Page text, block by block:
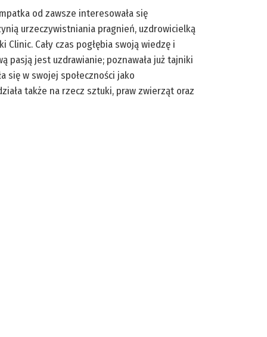
od zawsze interesowała się
urzeczywistniania pragnień, uzdrowicielką
Cały czas pogłębia swoją wiedzę i
pasją jest uzdrawianie; poznawała już tajniki
się w swojej społeczności jako
także na rzecz sztuki, praw zwierząt oraz